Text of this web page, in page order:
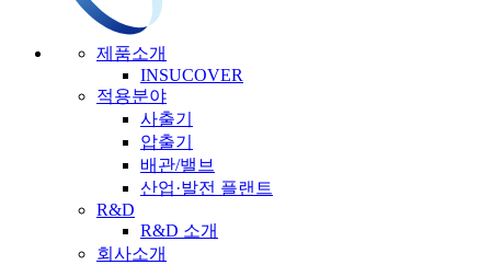
제품소개
INSUCOVER
적용분야
사출기
압출기
배관/밸브
산업·발전 플랜트
R&D
R&D 소개
회사소개